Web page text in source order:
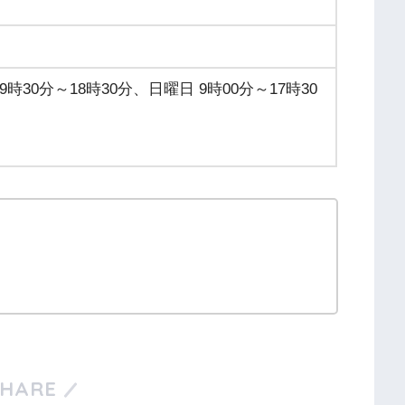
30分～18時30分、日曜日 9時00分～17時30